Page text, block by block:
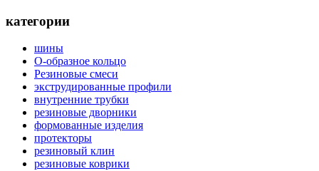
категории
шины
О-образное кольцо
Резиновые смеси
экструдированные профили
внутренние трубки
резиновые дворники
формованные изделия
протекторы
резиновый клин
резиновые коврики